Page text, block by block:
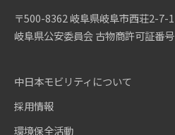
〒500-8362 岐阜県岐阜市西荘2-7-1
岐阜県公安委員会 古物商許可証番
中日本モビリティについて
採用情報
環境保全活動